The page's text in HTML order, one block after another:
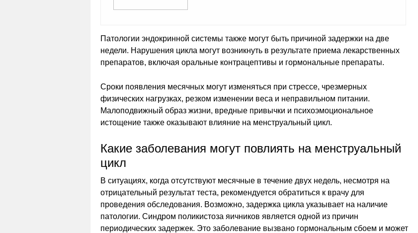
Патологии эндокринной системы также могут быть причиной задержки на две
недели. Нарушения цикла могут возникнуть в результате приема лекарственных
препаратов, включая оральные контрацептивы и гормональные препараты.
Сроки появления месячных могут изменяться при стрессе, чрезмерных
физических нагрузках, резком изменении веса и неправильном питании.
Малоподвижный образ жизни, вредные привычки и психоэмоциональное
истощение также оказывают влияние на менструальный цикл.
Какие заболевания могут повлиять на менструальный
цикл
В ситуациях, когда отсутствуют месячные в течение двух недель, несмотря на
отрицательный результат теста, рекомендуется обратиться к врачу для
проведения обследования. Возможно, задержка цикла указывает на наличие
патологии. Синдром поликистоза яичников является одной из причин
периодических задержек. Это заболевание вызвано гормональным сбоем и может